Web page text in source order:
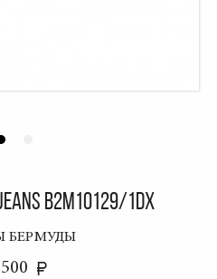
B2M10129/1DX
БЕРМУДЫ